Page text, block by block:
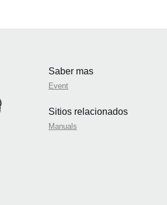
Saber mas
Event
Sitios relacionados
Manuals